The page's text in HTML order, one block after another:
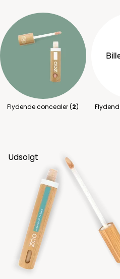
Flydende concealer (2)
Udsolgt